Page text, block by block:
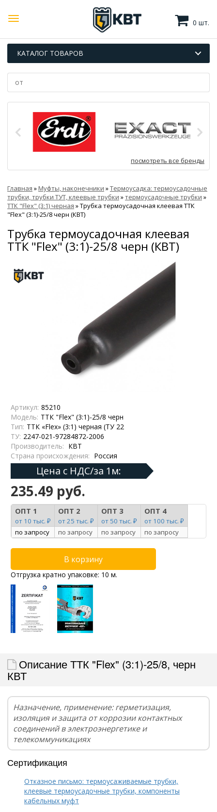
0 шт.
КАТАЛОГ ТОВАРОВ
посмотреть все бренды
Главная »Муфты, наконечники »Термоусадка: термоусадочные
трубки, трубки ТУТ, клеевые трубки »термоусадочные трубки »
ТТК "Flex" (3:1) черная »Трубка термоусадочная клеевая ТТК
"Flex" (3:1)-25/8 черн (КВТ)
Трубка термоусадочная клеевая
ТТК "Flex" (3:1)-25/8 черн (КВТ)
Артикул: 85210
Модель: ТТК "Flex" (3:1)-25/8 черн
Тип: ТТК «Flex» (3:1) черная (ТУ 22
ТУ: 2247-021-97284872-2006
Производитель: КВТ
Страна происхождения: Россия
Цена с НДС/за 1м:
235.49 руб.
ОПТ 1
от 10 тыс. ₽
ОПТ 2
от 25 тыс. ₽
ОПТ 3
от 50 тыс. ₽
ОПТ 4
от 100 тыс. ₽
по запросу
по запросу по запросу по запросу
Отгрузка кратно упаковке: 10 м.
Описание ТТК "Flex" (3:1)-25/8, черн
КВТ
Назначение, применение: герметизация,
изоляция и защита от коррозии контактных
соединений в электроэнергетике и
телекоммуникациях
Сертификация
Отказное письмо: термоусаживаемые трубки,
клеевые термоусадочные трубки, компоненты
кабельных муфт